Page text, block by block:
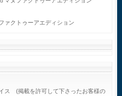
ァクトゥーアエディション
ス (掲載を許可して下さったお客様の